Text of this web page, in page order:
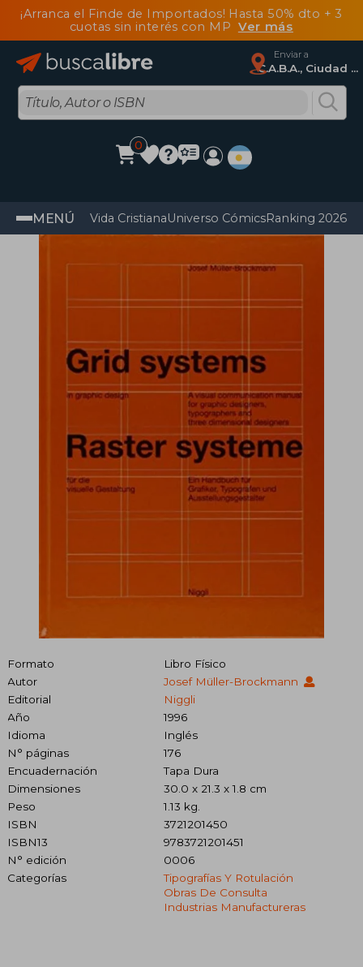
¡Arranca el Finde de Importados! Hasta 50% dto + 3
cuotas sin interés con MP Ver más
Enviar a
C.A.B.A., Ciudad Autónoma De Buenos Aires
0
MENÚ Vida CristianaUniverso CómicsRanking 2026
Formato
Libro Físico
Autor
Josef Müller-Brockmann
Editorial
Niggli
Año
1996
Idioma
Inglés
N° páginas
176
Encuadernación
Tapa Dura
Dimensiones
30.0 x 21.3 x 1.8 cm
Peso
1.13 kg.
ISBN
3721201450
ISBN13
9783721201451
N° edición
0006
Categorías
Tipografías Y Rotulación
Obras De Consulta
Industrias Manufactureras